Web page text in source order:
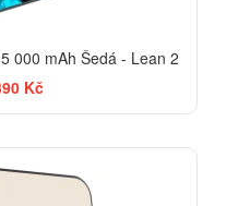
000 mAh Šedá - Lean 2
Kč